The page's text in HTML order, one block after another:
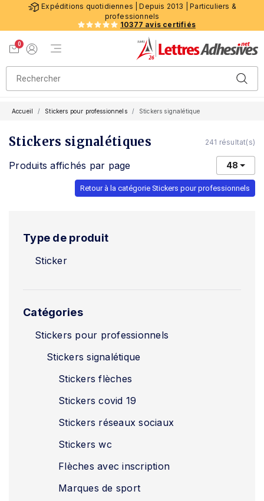
Expéditions quotidiennes | Depuis 2013 | Particuliers &
professionnels
10377 avis certifiés
0
Menu de navigation
Accueil Stickers pour professionnels Stickers signalétique
Stickers signalétiques 241 résultat(s)
Produits affichés par page 48
Retour à la catégorie Stickers pour professionnels
Type de produit
Sticker
Catégories
Stickers pour professionnels
Stickers signalétique
Stickers flèches
Stickers covid 19
Stickers réseaux sociaux
Stickers wc
Flèches avec inscription
Marques de sport